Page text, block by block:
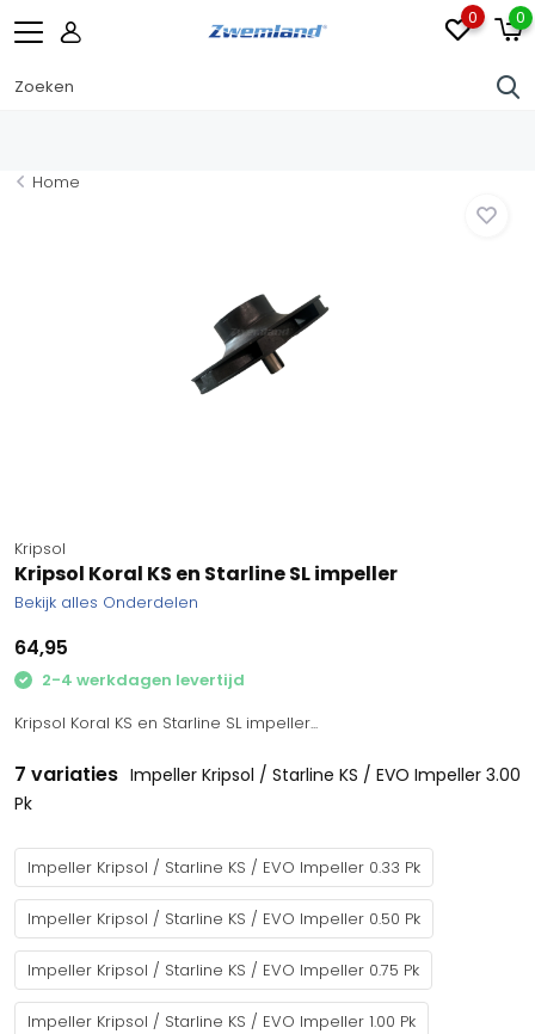
0 0
Home
Kripsol
Kripsol Koral KS en Starline SL impeller
Bekijk alles Onderdelen
64,95
2-4 werkdagen levertijd
Kripsol Koral KS en Starline SL impeller...
7 variaties Impeller Kripsol / Starline KS / EVO Impeller 3.00
Pk
Impeller Kripsol / Starline KS / EVO Impeller 0.33 Pk
Impeller Kripsol / Starline KS / EVO Impeller 0.50 Pk
Impeller Kripsol / Starline KS / EVO Impeller 0.75 Pk
Impeller Kripsol / Starline KS / EVO Impeller 1.00 Pk